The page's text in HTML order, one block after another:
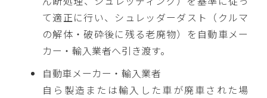
て適正に行い、シュレッダーダスト（クルマ
の解体・破砕後に残る老廃物）を自動車メー
カー・輸入業者へ引き渡す。
自動車メーカー・輸入業者
自ら製造または輸入した車が廃車された場